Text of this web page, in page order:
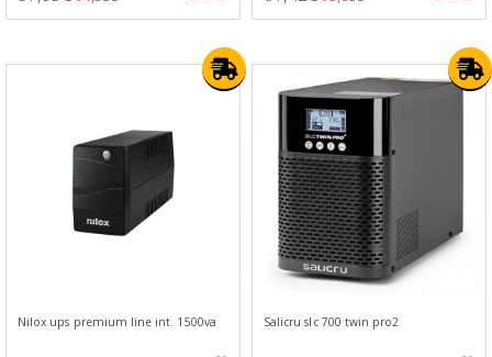
Nilox ups premium line int. 1500va Salicru slc 700 twin pro2